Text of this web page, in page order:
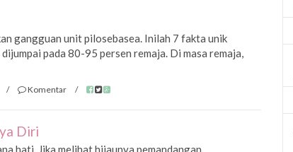
gangguan unit pilosebasea. Inilah 7 fakta unik
pada 80-95 persen remaja. Di masa remaja,
/ Komentar /
Diri
hati. Jika melihat hijaunya pemandangan